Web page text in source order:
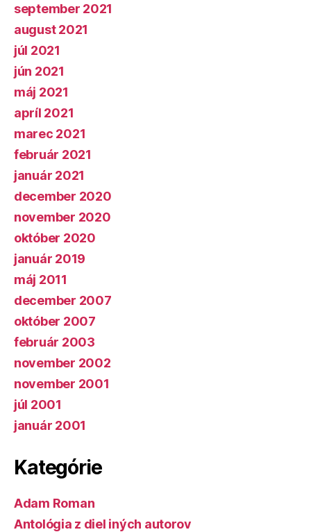
september 2021
august 2021
júl 2021
jún 2021
máj 2021
apríl 2021
marec 2021
február 2021
január 2021
december 2020
november 2020
október 2020
január 2019
máj 2011
december 2007
október 2007
február 2003
november 2002
november 2001
júl 2001
január 2001
Kategórie
Adam Roman
Antológia z diel iných autorov